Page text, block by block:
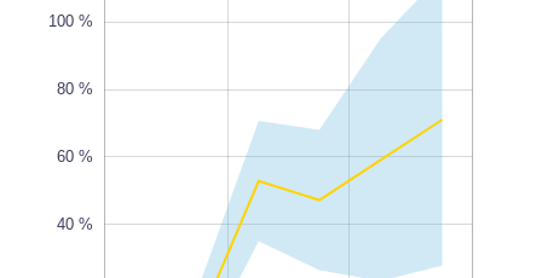
100 %
100 %
80 %
60 %
40 %
100%